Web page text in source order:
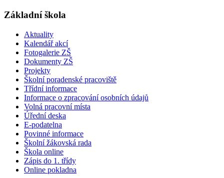
Základní škola
Aktuality
Kalendář akcí
Fotogalerie ZŠ
Dokumenty ZŠ
Projekty
Školní poradenské pracoviště
Třídní informace
Informace o zpracování osobních údajů
Volná pracovní místa
Úřední deska
E-podatelna
Povinné informace
Školní žákovská rada
Škola online
Zápis do 1. třídy
Online pokladna